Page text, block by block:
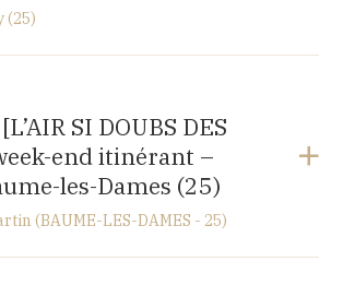
(25)
25680 CubrySI DOUBS DES
end itinérant –
les-Dames (25)
(BAUME-LES-DAMES - 25)